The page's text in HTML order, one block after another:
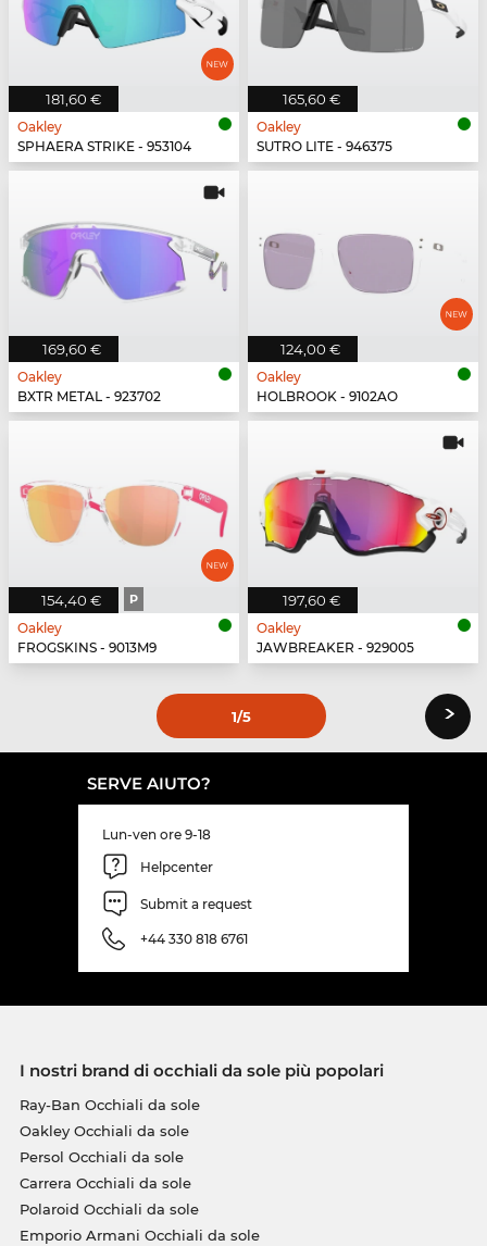
181,60 €
Oakley
SPHAERA STRIKE - 953104
165,60 €
Oakley
SUTRO LITE - 946375
169,60 €
Oakley
BXTR METAL - 923702
124,00 €
Oakley
HOLBROOK - 9102AO
154,40 € P
Oakley
FROGSKINS - 9013M9
197,60 €
Oakley
JAWBREAKER - 929005
1/5 ›
SERVE AIUTO?
Lun-ven ore 9-18
Helpcenter
Submit a request
+44 330 818 6761
I nostri brand di occhiali da sole più popolari
Ray-Ban Occhiali da sole
Oakley Occhiali da sole
Persol Occhiali da sole
Carrera Occhiali da sole
Polaroid Occhiali da sole
Emporio Armani Occhiali da sole